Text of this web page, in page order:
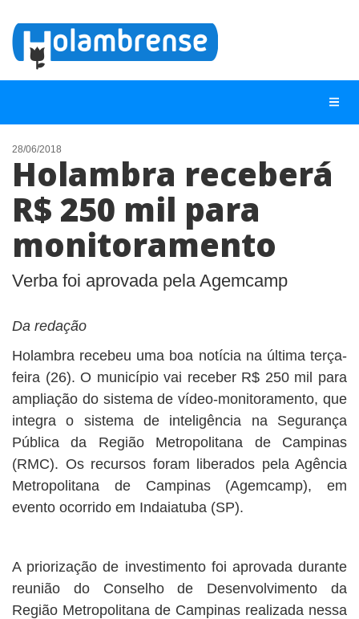
NOTÍCIAS
LISTA DIGITAL
TELEFONES ÚTEIS
28/06/2018
Holambra receberá
R$ 250 mil para
monitoramento
Verba foi aprovada pela Agemcamp
Da redação
Holambra recebeu uma boa notícia na última terça-
feira (26). O município vai receber R$ 250 mil para
ampliação do sistema de vídeo-monitoramento, que
integra o sistema de inteligência na Segurança
Pública da Região Metropolitana de Campinas
(RMC). Os recursos foram liberados pela Agência
Metropolitana de Campinas (Agemcamp), em
evento ocorrido em Indaiatuba (SP).
A priorização de investimento foi aprovada durante
reunião do Conselho de Desenvolvimento da
Região Metropolitana de Campinas realizada nessa